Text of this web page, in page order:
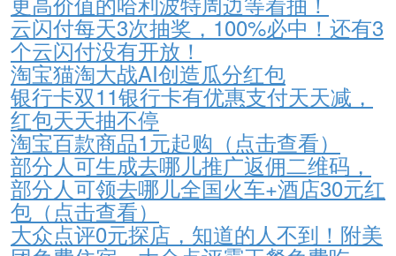
云闪付每天3次抽奖，100%必中！还有3
个云闪付没有开放！
淘宝猫淘大战AI创造瓜分红包
银行卡双11银行卡有优惠支付天天减，
红包天天抽不停
淘宝百款商品1元起购（点击查看）
部分人可生成去哪儿推广返佣二维码，
部分人可领去哪儿全国火车+酒店30元红
包（点击查看）
大众点评0元探店，知道的人不到！附美